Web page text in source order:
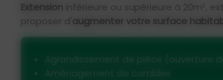
Extension inférieure ou supérieure à 20m²,
proposer d'augmenter votre surface
Agrandissement de pièce (ouverture
Aménagement de combles